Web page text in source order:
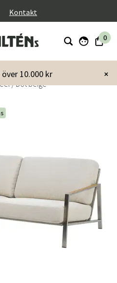
Kontakt
0
×
10.000 kr
/ Dot beige